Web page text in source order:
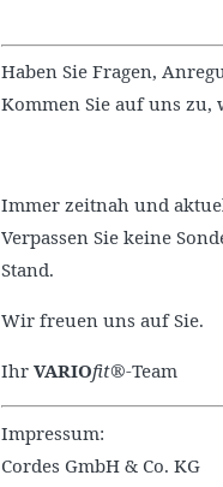
Haben Sie Fragen,
Kommen Sie auf uns
Immer zeitnah und
Verpassen Sie keine
Stand.
Wir freuen uns auf Sie.
Ihr VARIOfit®-Team
Impressum:
Cordes GmbH & Co. KG